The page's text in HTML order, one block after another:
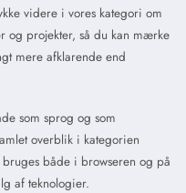
videre i vores kategori om
og projekter, så du kan mærke
mere afklarende end
som sprog og som
overblik i kategorien
både i browseren og på
af teknologier.